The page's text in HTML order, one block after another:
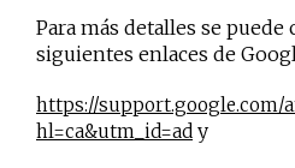
Para más detalles se puede
siguientes enlaces de
https://support.google.com/
hl=ca&utm_id=ad y